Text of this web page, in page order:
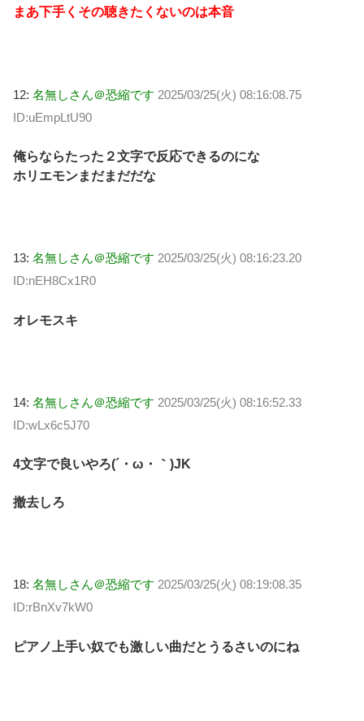
まあ下手くその聴きたくないのは本音
12: 名無しさん＠恐縮です 2025/03/25(火) 08:16:08.75
ID:uEmpLtU90
俺らならたった２文字で反応できるのにな
ホリエモンまだまだだな
13: 名無しさん＠恐縮です 2025/03/25(火) 08:16:23.20
ID:nEH8Cx1R0
オレモスキ
14: 名無しさん＠恐縮です 2025/03/25(火) 08:16:52.33
ID:wLx6c5J70
4文字で良いやろ(´・ω・｀)JK
撤去しろ
18: 名無しさん＠恐縮です 2025/03/25(火) 08:19:08.35
ID:rBnXv7kW0
ピアノ上手い奴でも激しい曲だとうるさいのにね